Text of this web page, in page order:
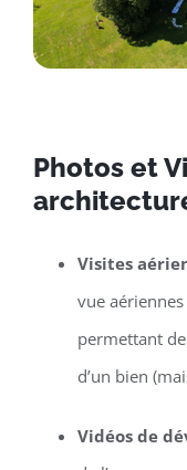
Photos et
Visites
vue
permettant
d’un bien
Vidéos de